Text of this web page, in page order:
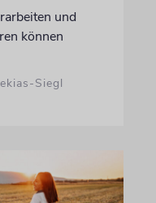
und
können
Siegl